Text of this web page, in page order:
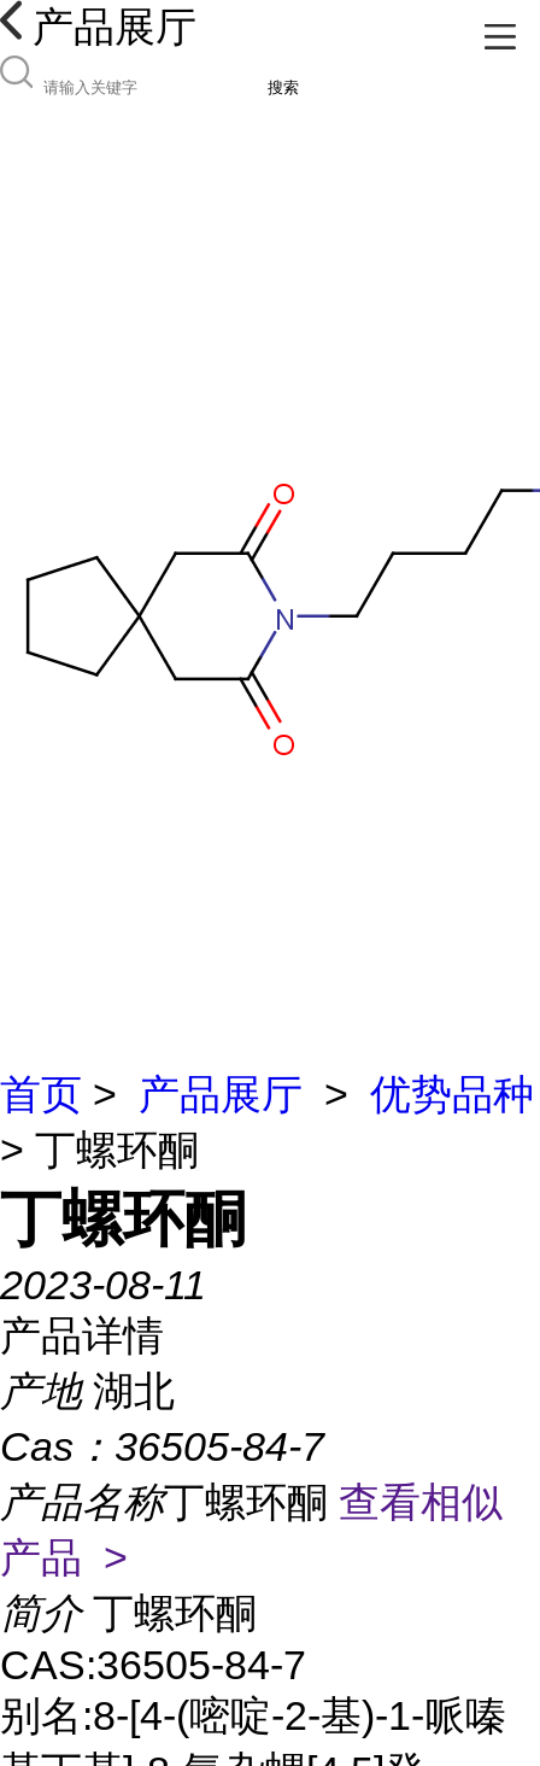
产品展厅
搜索
首页 > 产品展厅 > 优势品种
> 丁螺环酮
丁螺环酮
2023-08-11
产品详情
产地 湖北
Cas： 36505-84-7
产品名称丁螺环酮 查看相似
产品 >
简介 丁螺环酮
CAS:36505-84-7
别名:8-[4-(嘧啶-2-基)-1-哌嗪